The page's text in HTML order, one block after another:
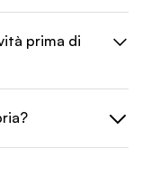
prima di